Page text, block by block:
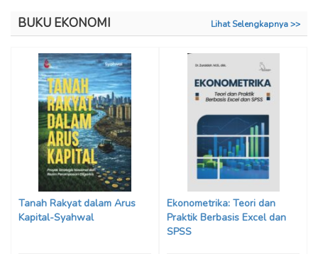
BUKU EKONOMI Lihat Selengkapnya >>
Tanah Rakyat dalam Arus
Kapital-Syahwal
Ekonometrika: Teori dan
Praktik Berbasis Excel dan
SPSS